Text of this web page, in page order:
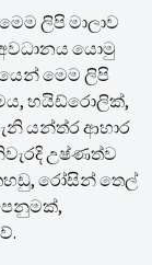
ලිපි මාලාව
යොමු
මෙම ලිපි
හයිඩ්රොලික්,
යන්ත්ර ආහාර
උෂ්ණත්ව
රෝසින් තෙල්